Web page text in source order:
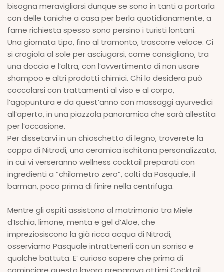
bisogna meravigliarsi dunque se sono in tanti a portarla
con delle taniche a casa per berla quotidianamente, a
farne richiesta spesso sono persino i turisti lontani.
Una giornata tipo, fino al tramonto, trascorre veloce. Ci
si crogiola al sole per asciugarsi, come consigliano, tra
una doccia e l’altra, con l’avvertimento di non usare
shampoo e altri prodotti chimici. Chi lo desidera può
coccolarsi con trattamenti al viso e al corpo,
l’agopuntura e da quest’anno con massaggi ayurvedici
all’aperto, in una piazzola panoramica che sarà allestita
per l’occasione.
Per dissetarvi in un chioschetto di legno, troverete la
coppa di Nitrodi, una ceramica ischitana personalizzata,
in cui vi verseranno wellness cocktail preparati con
ingredienti a “chilometro zero”, colti da Pasquale, il
barman, poco prima di finire nella centrifuga.
Mentre gli ospiti assistono al matrimonio tra Miele
d’Ischia, limone, menta e gel d’Aloe, che
impreziosiscono la già ricca acqua di Nitrodi,
osserviamo Pasquale intrattenerli con un sorriso e
qualche battuta. E’ curioso sapere che prima di